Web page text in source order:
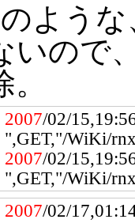
よう
いので
。
2007/02/
",GET,"/WiKi/
2007/02/
",GET,"/WiKi/
2007/02/